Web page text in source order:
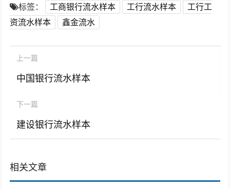
标签：
工商银行流水样本 工行流水样本
工行工
资流水样本
鑫金流水
上一篇
中国银行流水样本
下一篇
建设银行流水样本
相关文章